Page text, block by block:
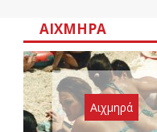
ΑΙΧΜΗΡΆ
Αιχμηρά